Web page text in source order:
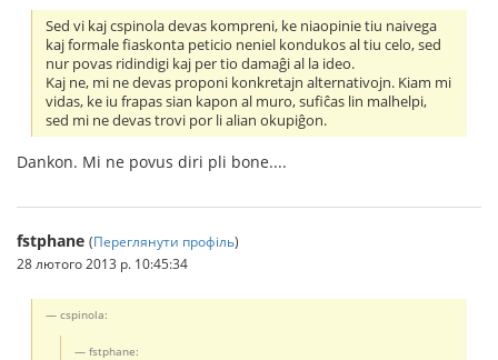
Sed vi kaj cspinola devas kompreni, ke niaopinie tiu naivega
kaj formale fiaskonta peticio neniel kondukos al tiu celo, sed
nur povas ridindigi kaj per tio damaĝi al la ideo.
Kaj ne, mi ne devas proponi konkretajn alternativojn. Kiam mi
vidas, ke iu frapas sian kapon al muro, sufiĉas lin malhelpi,
sed mi ne devas trovi por li alian okupiĝon.
Dankon. Mi ne povus diri pli bone....
fstphane (Переглянути профіль)
28 лютого 2013 р. 10:45:34
cspinola:
fstphane: